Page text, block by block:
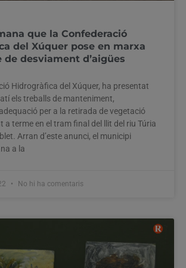
que la Confederació
del Xúquer pose en marxa
de desviament d’aigües
Hidrogràfica del Xúquer, ha presentat
els treballs de manteniment,
per a la retirada de vegetació
a terme en el tram final del llit del riu Túria
Arran d’este anunci, el municipi
a la
No hi ha comentaris